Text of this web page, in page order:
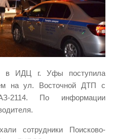
объектов
услуг
в ИДЦ г. Уфы поступила
на ул. Восточной ДТП с
2114. По информации
сотрудники Поисково-